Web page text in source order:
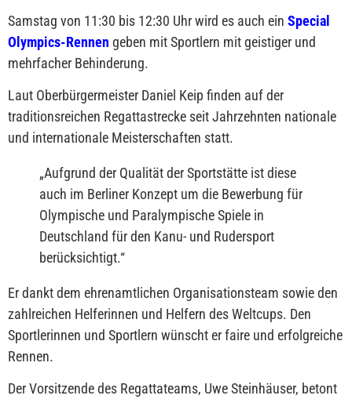
Samstag von 11:30 bis 12:30 Uhr wird es auch ein Special
Olympics-Rennen geben mit Sportlern mit geistiger und
mehrfacher Behinderung.
Laut Oberbürgermeister Daniel Keip finden auf der
traditionsreichen Regattastrecke seit Jahrzehnten nationale
und internationale Meisterschaften statt.
„Aufgrund der Qualität der Sportstätte ist diese
auch im Berliner Konzept um die Bewerbung für
Olympische und Paralympische Spiele in
Deutschland für den Kanu- und Rudersport
berücksichtigt.“
Er dankt dem ehrenamtlichen Organisationsteam sowie den
zahlreichen Helferinnen und Helfern des Weltcups. Den
Sportlerinnen und Sportlern wünscht er faire und erfolgreiche
Rennen.
Der Vorsitzende des Regattateams, Uwe Steinhäuser, betont